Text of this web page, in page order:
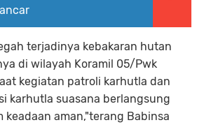
terjadinya kebakaran hutan
di wilayah Koramil 05/Pwk
kegiatan patroli karhutla dan
karhutla suasana berlangsung
keadaan aman,"terang Babinsa